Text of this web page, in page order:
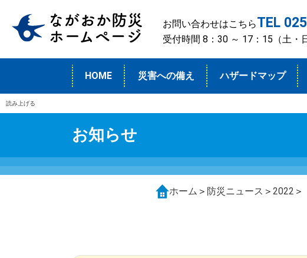
お問い合わせはこちらTEL
受付時間 8：30 ～ 17：15（土・
HOME 災害への備え ハザードマップ
読み上げる
お知らせ
ホーム ＞ 防災ニュース ＞ 2022